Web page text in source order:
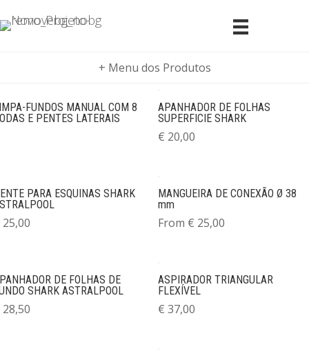
+ Menu dos Produtos
FUNDOS MANUAL COM 8
E PENTES LATERAIS
APANHADOR DE FOLHAS
SUPERFICIE SHARK
€ 20,00
PARA ESQUINAS SHARK
25,00
MANGUEIRA DE CONEXÃO Ø 38
mm
From € 25,00
DE FOLHAS DE
SHARK ASTRALPOOL
28,50
ASPIRADOR TRIANGULAR
FLEXÍVEL
€ 37,00